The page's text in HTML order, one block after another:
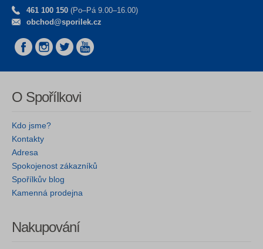
461 100 150 (Po–Pá 9.00–16.00)
obchod@sporilek.cz
O Spořílkovi
Kdo jsme?
Kontakty
Adresa
Spokojenost zákazníků
Spořílkův blog
Kamenná prodejna
Nakupování